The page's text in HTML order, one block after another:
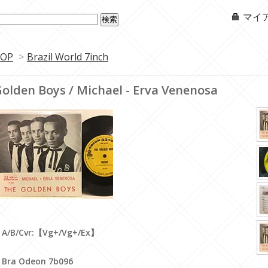
マイ
> Brazil World 7inch
Boys / Michael - Erva Venenosa
B/Cvr:【Vg+/Vg+/Ex】
Bra Odeon 7b096